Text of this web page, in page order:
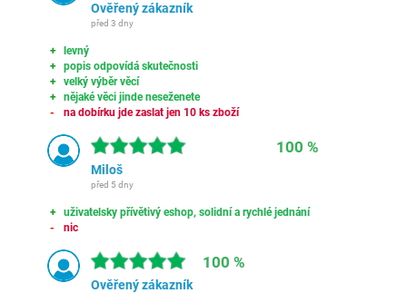
Ověřený zákazník
před 3 dny
levný
popis odpovídá skutečnosti
velký výběr věcí
nějaké věci jinde neseženete
na dobírku jde zaslat jen 10 ks zboží
100 %
Miloš
před 5 dny
uživatelsky přívětivý eshop, solidní a rychlé jednání
nic
100 %
Ověřený zákazník